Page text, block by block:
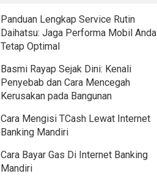
Panduan Lengkap Service Rutin
Daihatsu: Jaga Performa Mobil Anda
Tetap Optimal
Basmi Rayap Sejak Dini: Kenali
Penyebab dan Cara Mencegah
Kerusakan pada Bangunan
Cara Mengisi TCash Lewat Internet
Banking Mandiri
Cara Bayar Gas Di Internet Banking
Mandiri